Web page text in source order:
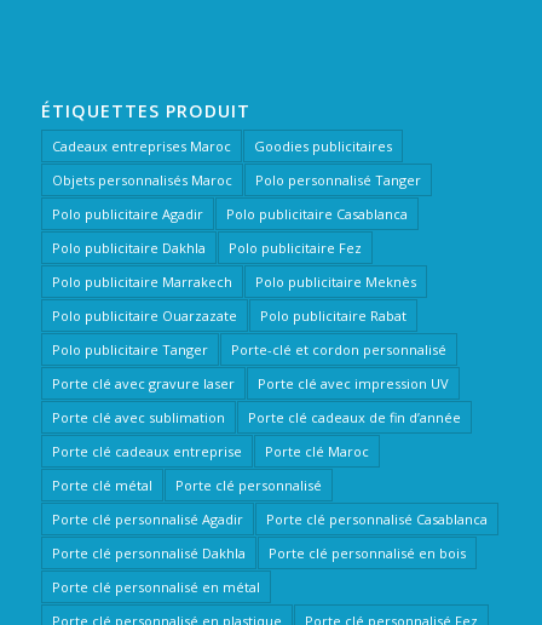
ÉTIQUETTES PRODUIT
Cadeaux entreprises Maroc
Goodies publicitaires
Objets personnalisés Maroc
Polo personnalisé Tanger
Polo publicitaire Agadir
Polo publicitaire Casablanca
Polo publicitaire Dakhla
Polo publicitaire Fez
Polo publicitaire Marrakech
Polo publicitaire Meknès
Polo publicitaire Ouarzazate
Polo publicitaire Rabat
Polo publicitaire Tanger
Porte-clé et cordon personnalisé
Porte clé avec gravure laser
Porte clé avec impression UV
Porte clé avec sublimation
Porte clé cadeaux de fin d’année
Porte clé cadeaux entreprise
Porte clé Maroc
Porte clé métal
Porte clé personnalisé
Porte clé personnalisé Agadir
Porte clé personnalisé Casablanca
Porte clé personnalisé Dakhla
Porte clé personnalisé en bois
Porte clé personnalisé en métal
Porte clé personnalisé en plastique
Porte clé personnalisé Fez